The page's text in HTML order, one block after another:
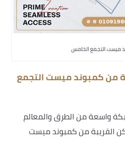
ميست التجمع الخامس
من كمبوند ميست التجمع
واسعة من الطرق والمعالم
القريبة من كمبوند ميست